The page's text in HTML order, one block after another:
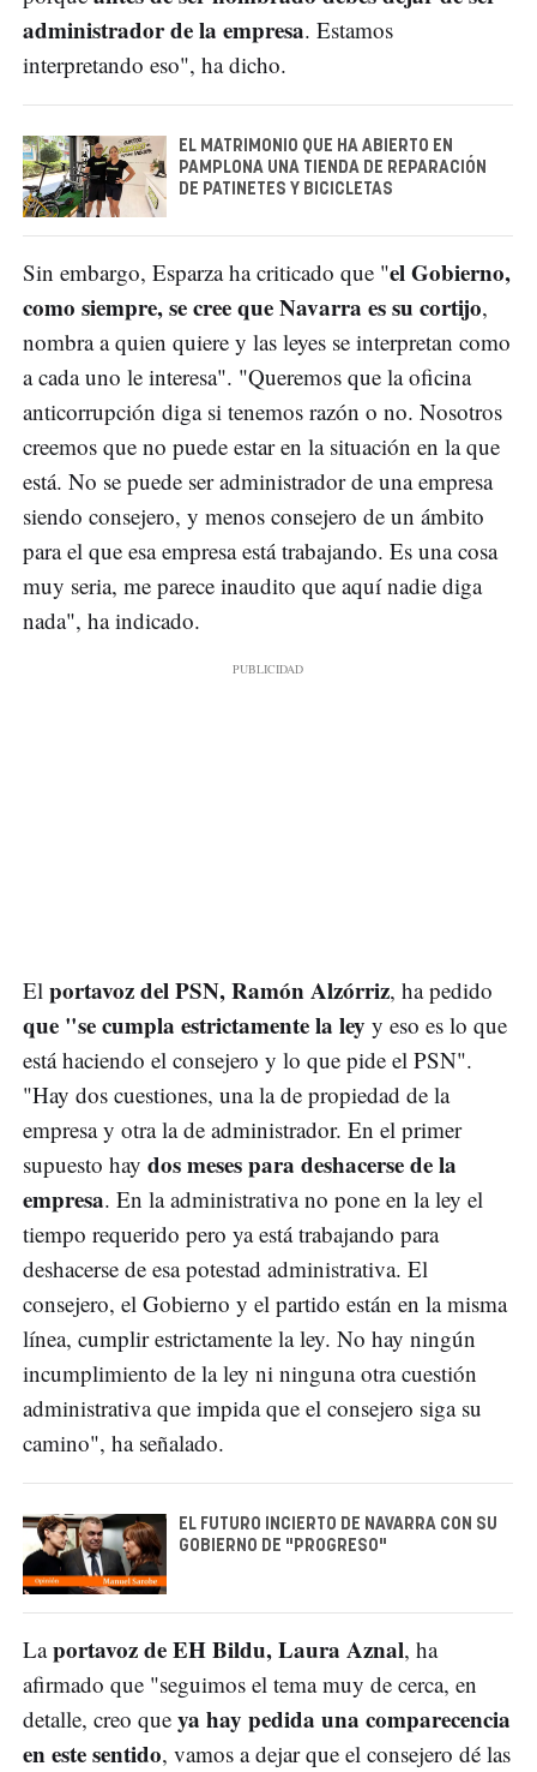
administrador de la empresa. Estamos
interpretando eso", ha dicho.
EL MATRIMONIO QUE HA ABIERTO EN
PAMPLONA UNA TIENDA DE REPARACIÓN
DE PATINETES Y BICICLETAS
Sin embargo, Esparza ha criticado que "el Gobierno,
como siempre, se cree que Navarra es su cortijo,
nombra a quien quiere y las leyes se interpretan como
a cada uno le interesa". "Queremos que la oficina
anticorrupción diga si tenemos razón o no. Nosotros
creemos que no puede estar en la situación en la que
está. No se puede ser administrador de una empresa
siendo consejero, y menos consejero de un ámbito
para el que esa empresa está trabajando. Es una cosa
muy seria, me parece inaudito que aquí nadie diga
nada", ha indicado.
El portavoz del PSN, Ramón Alzórriz, ha pedido
que "se cumpla estrictamente la ley y eso es lo que
está haciendo el consejero y lo que pide el PSN".
"Hay dos cuestiones, una la de propiedad de la
empresa y otra la de administrador. En el primer
supuesto hay dos meses para deshacerse de la
empresa. En la administrativa no pone en la ley el
tiempo requerido pero ya está trabajando para
deshacerse de esa potestad administrativa. El
consejero, el Gobierno y el partido están en la misma
línea, cumplir estrictamente la ley. No hay ningún
incumplimiento de la ley ni ninguna otra cuestión
administrativa que impida que el consejero siga su
camino", ha señalado.
EL FUTURO INCIERTO DE NAVARRA CON SU
GOBIERNO DE "PROGRESO"
Laportavoz de EH Bildu, Laura Aznal, ha
afirmado que "seguimos el tema muy de cerca, en
detalle, creo que ya hay pedida una comparecencia
en este sentido, vamos a dejar que el consejero dé las